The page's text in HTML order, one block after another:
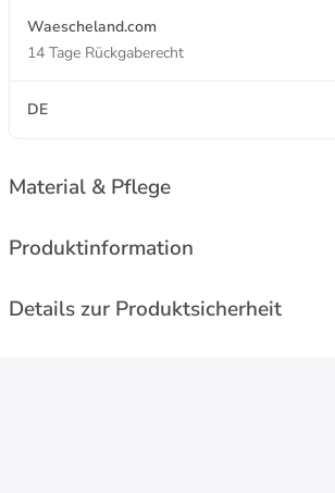
Waescheland.com
14 Tage Rückgaberecht
DE
Material & Pflege
Produktinformation
Details zur Produktsicherheit